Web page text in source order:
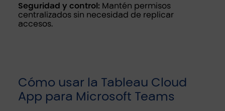
Seguridad y control: Mantén permisos
centralizados sin necesidad de replicar
accesos.
Cómo usar la Tableau Cloud
App para Microsoft Teams